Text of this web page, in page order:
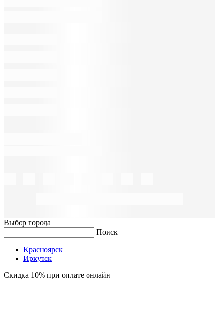
Выбор города
Поиск
Красноярск
Иркутск
Скидка 10% при оплате онлайн